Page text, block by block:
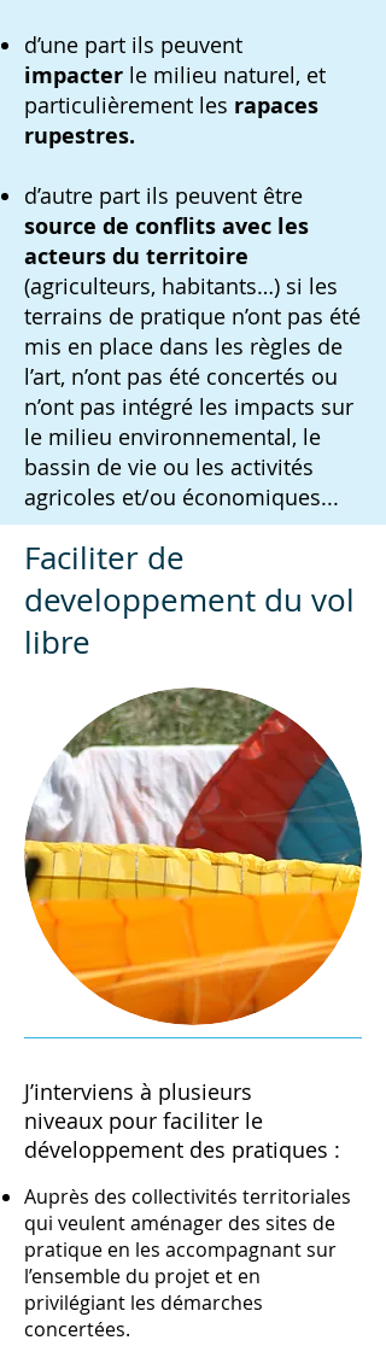
J’interviens à plusieurs
niveaux pour faciliter le
développement des pratiques :
Auprès des collectivités territoriales
qui veulent aménager des sites de
pratique en les accompagnant sur
l’ensemble du projet et en
privilégiant les démarches
concertées.
d’une part ils peuvent
impacter le milieu naturel, et
particulièrement les rapaces
rupestres.
d’autre part ils peuvent être
source de conflits avec les
acteurs du territoire
(agriculteurs, habitants…) si les
terrains de pratique n’ont pas été
mis en place dans les règles de
l’art, n’ont pas été concertés ou
n’ont pas intégré les impacts sur
le milieu environnemental, le
bassin de vie ou les activités
agricoles et/ou économiques...
Faciliter de
developpement du vol
libre